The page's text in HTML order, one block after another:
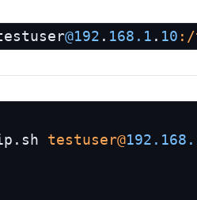
@192 . 168.1 . 10 :/
testuser@192.168